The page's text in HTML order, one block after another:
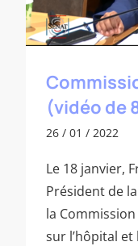
(vidéo de
26 / 01 / 2022
Le 18 janvier,
Président de
la
sur l’hôpital et